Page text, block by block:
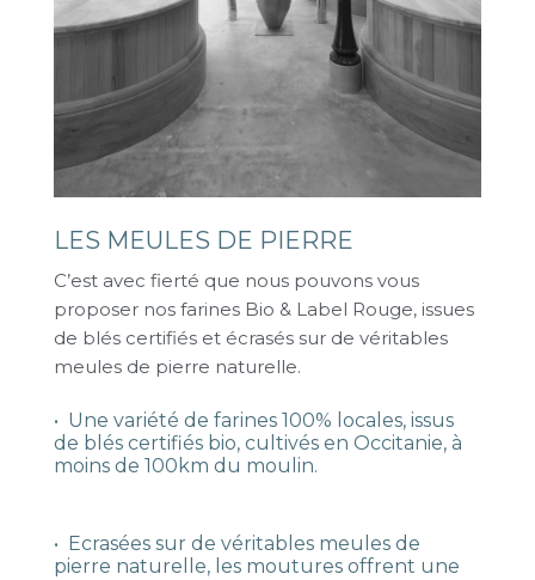
LES MEULES DE PIERRE
C’est avec fierté que nous pouvons vous
proposer nos farines Bio & Label Rouge, issues
de blés certifiés et écrasés sur de véritables
meules de pierre naturelle.
• Une variété de farines 100% locales, issus
de blés certifiés bio, cultivés en Occitanie, à
moins de 100km du moulin.
• Ecrasées sur de véritables meules de
pierre naturelle, les moutures offrent une